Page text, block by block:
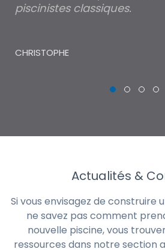
piscinistes classiques.
CHRISTOPHE
Actualités &
Si vous envisagez de construire
ne savez pas comment
nouvelle piscine, vous
ressources dans notre section